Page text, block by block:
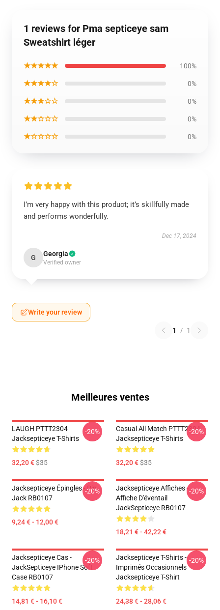
1 reviews for Pma septiceye sam
Sweatshirt léger
★★★★★ 100%
★★★★☆ 0%
★★★☆☆ 0%
★★☆☆☆ 0%
★☆☆☆☆ 0%
I’m very happy with this product; it’s skillfully made
and performs wonderfully.
Dec 17, 2024
G Georgia
Verified owner
Write your review
1 / 1
Meilleures ventes
LAUGH PTTT2304
Jacksepticeye T-Shirts
32,20 €$35
-20%
Casual All Match PTTT2304
Jacksepticeye T-Shirts
32,20 €$35
-20%
Jacksepticeye Épingles - Pin
Jack RB0107
9,24 € - 12,00 €
-20%
Jacksepticeye Affiches -
Affiche D'éventail
JackSepticeye RB0107
18,21 € - 42,22 €
-20%
Jacksepticeye Cas -
JackSepticeye IPhone Soft
Case RB0107
14,81 € - 16,10 €
-20%
Jacksepticeye T-Shirts -
Imprimés Occasionnels
Jacksepticeye T-Shirt
24,38 € - 28,06 €
-20%